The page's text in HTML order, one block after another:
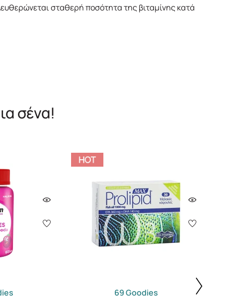
σταθερή ποσότητα της βιταμίνης κατά
σένα!
69 Goodies